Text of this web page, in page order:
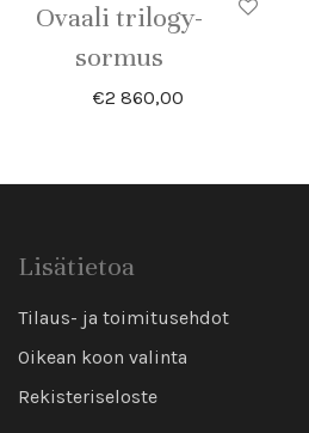
Ovaali trilogy-
sormus
€2 860,00
Lisätietoa
Tilaus- ja toimitusehdot
Oikean koon valinta
Rekisteriseloste